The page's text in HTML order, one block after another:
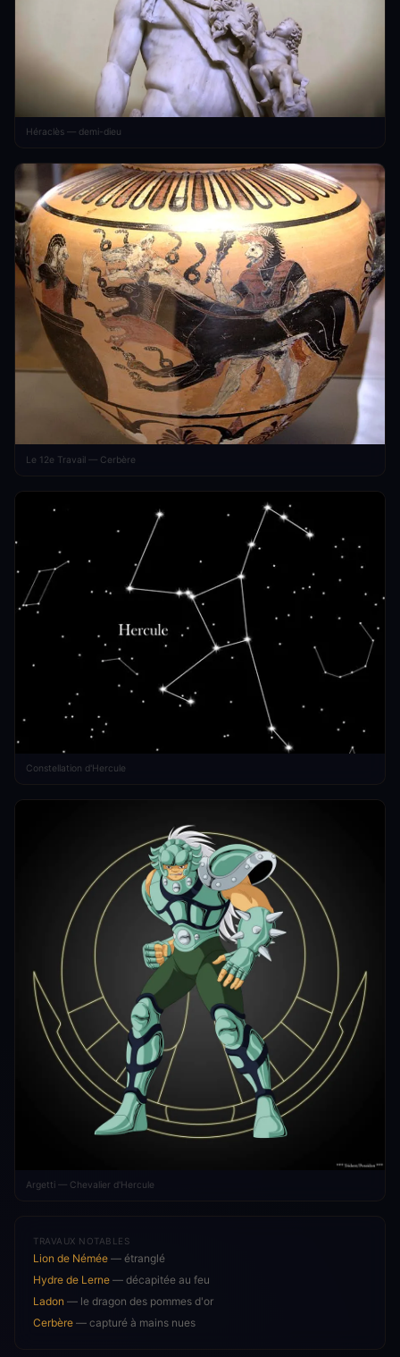
Héraclès — demi-dieu
Le 12e Travail — Cerbère
Constellation d'Hercule
Argetti — Chevalier d'Hercule
TRAVAUX NOTABLES
Lion de Némée — étranglé
Hydre de Lerne — décapitée au feu
Ladon — le dragon des pommes d'or
Cerbère — capturé à mains nues